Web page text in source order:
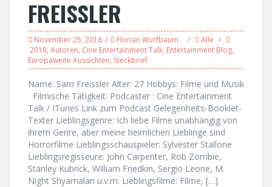
FREISSLER
November 25, 2018 Florian Wurfbaum
Alle
2018, Autoren, Cine Entertainment Talk, Entertainment Blog,
Europaweite Aussichten, Steckbrief
Name: Sam Freissler Alter: 27 Hobbys: Filme und Musik
Filmische Tätigkeit: Podcaster : Cine Entertainment
Talk / ITunes Link zum Podcast Gelegenheits-Booklet-
Texter Lieblingsgenre: Ich liebe Filme unabhängig von
ihrem Genre, aber meine heimlichen Lieblinge sind
Horrorfilme Lieblingsschauspieler: Sylvester Stallone
Lieblingsregisseure: John Carpenter, Rob Zombie,
Stanley Kubrick, William Friedkin, Sergio Leone, M.
Night Shyamalan u.v.m. Lieblingsfilme: Filme, […]